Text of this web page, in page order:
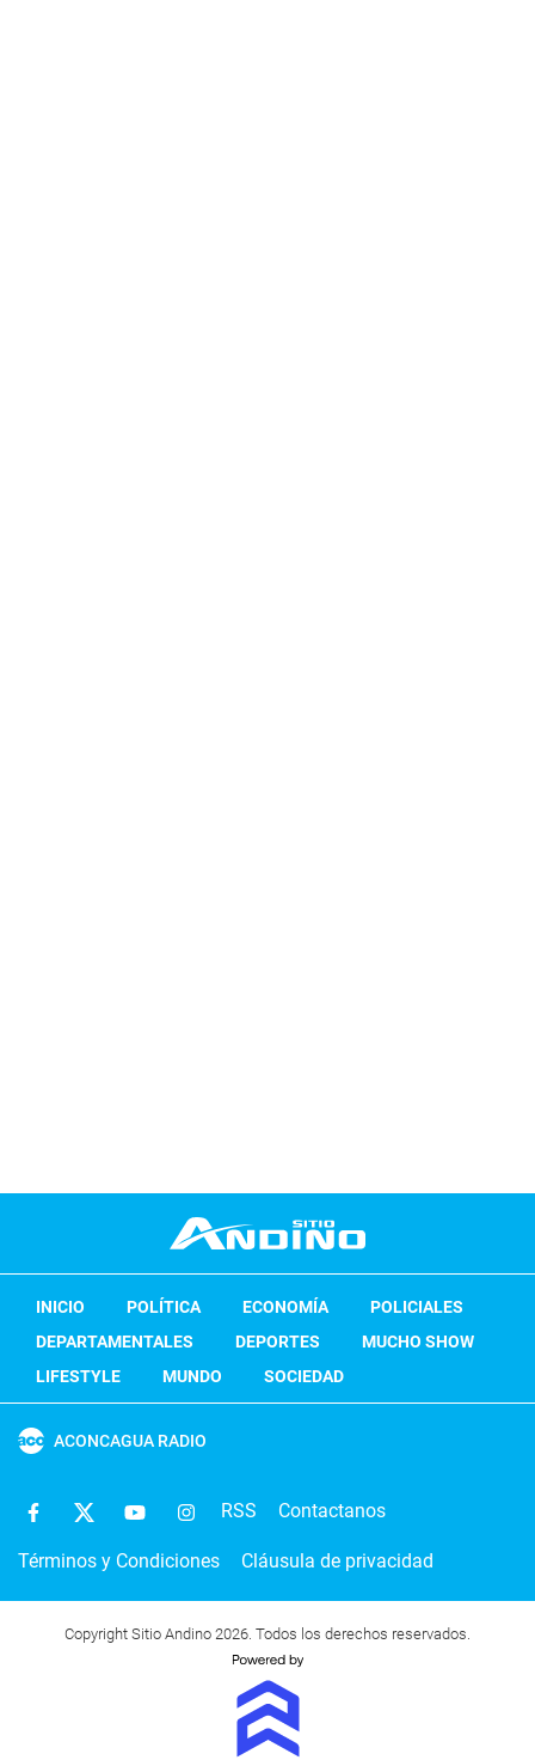
INICIO POLÍTICA ECONOMÍA
POLICIALES
DEPARTAMENTALES
DEPORTES
MUCHO SHOW
LIFESTYLE
MUNDO SOCIEDAD
ACONCAGUA RADIO
RSS Contactanos
Términos y Condiciones Cláusula de privacidad
Copyright Sitio Andino 2026. Todos los derechos reservados.